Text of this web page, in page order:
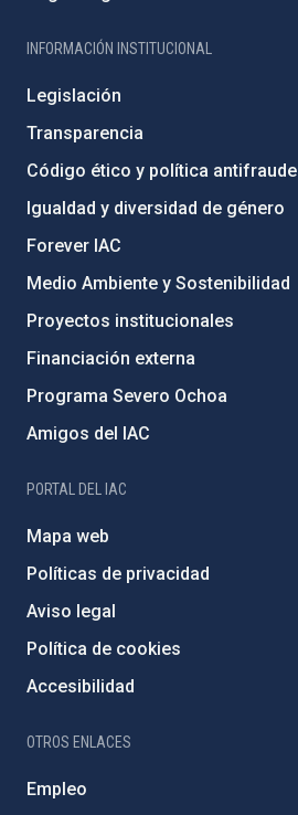
INFORMACIÓN INSTITUCIONAL
Legislación
Transparencia
Código ético y política antifraude
Igualdad y diversidad de género
Forever IAC
Medio Ambiente y Sostenibilidad
Proyectos institucionales
Financiación externa
Programa Severo Ochoa
Amigos del IAC
PORTAL DEL IAC
Mapa web
Políticas de privacidad
Aviso legal
Política de cookies
Accesibilidad
OTROS ENLACES
Empleo